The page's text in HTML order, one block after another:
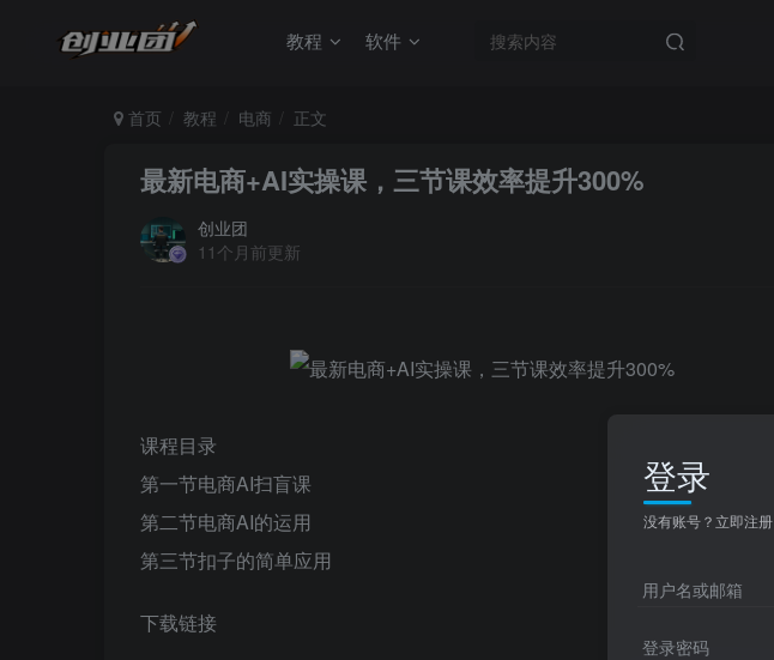
教程 软件
首页 教程 电商 正文
最新电商+AI实操课，三节课效率提升300%
创业团
11个月前更新
课程目录
第一节电商AI扫盲课
第二节电商AI的运用
第三节扣子的简单应用
下载链接
登录
没有账号？立即注册
用户名或邮箱
登录密码